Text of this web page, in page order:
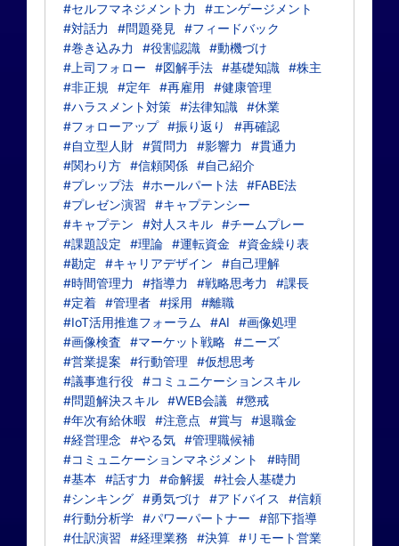
#セルフマネジメント力
#エンゲージメント
#対話力
#問題発見
#フィードバック
#巻き込み力
#役割認識 #動機づけ
#上司フォロー
#図解手法 #基礎知識 #株主
#非正規
#定年 #再雇用
#健康管理
#ハラスメント対策 #法律知識 #休業
#フォローアップ #振り返り
#再確認
#自立型人財 #質問力 #影響力
#貫通力
#関わり方 #信頼関係 #自己紹介
#プレップ法 #ホールパート法 #FABE法
#プレゼン演習
#キャプテンシー
#キャプテン
#対人スキル #チームプレー
#課題設定
#理論 #運転資金
#資金繰り表
#勘定
#キャリアデザイン
#自己理解
#時間管理力
#指導力 #戦略思考力
#課長
#定着 #管理者 #採用
#離職
#IoT活用推進フォーラム
#AI
#画像処理
#画像検査
#マーケット戦略 #ニーズ
#営業提案
#行動管理
#仮想思考
#議事進行役 #コミュニケーションスキル
#問題解決スキル #WEB会議
#懲戒
#年次有給休暇
#注意点 #賞与 #退職金
#経営理念 #やる気 #管理職候補
#コミュニケーションマネジメント
#時間
#基本
#話す力 #命解援
#社会人基礎力
#シンキング #勇気づけ #アドバイス
#信頼
#行動分析学 #パワーパートナー
#部下指導
#仕訳演習
#経理業務 #決算 #リモート営業